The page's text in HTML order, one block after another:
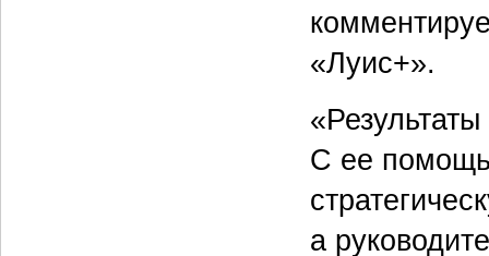
«Луис+».
С ее
а